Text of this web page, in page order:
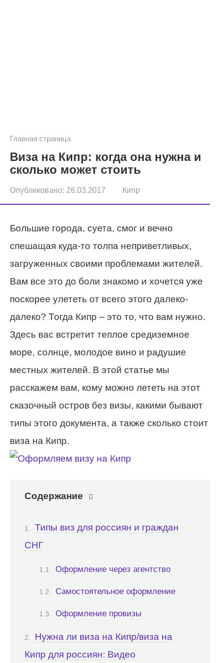
Главная страница
Виза на Кипр: когда она нужна и
сколько может стоить
Опубликовано: 26.03.2017 Кипр
Большие города, суета, смог и вечно
спешащая куда-то толпа неприветливых,
загруженных своими проблемами жителей.
Вам все это до боли знакомо и хочется уже
поскорее улететь от всего этого далеко-
далеко? Тогда Кипр – это то, что вам нужно.
Здесь вас встретит теплое средиземное
море, солнце, молодое вино и радушие
местных жителей. В этой статье мы
расскажем вам, кому можно лететь на этот
сказочный остров без визы, какими бывают
типы этого документа, а также сколько стоит
виза на Кипр.
Содержание
Типы виз для россиян и граждан
СНГ
Оформление через агентство
Самостоятельное оформление
Оформление провизы
Нужна ли виза на Кипр/виза на
Кипр для россиян: Видео